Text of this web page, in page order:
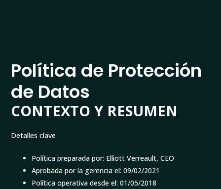
Política de Protección
de Datos
CONTEXTO Y RESUMEN
Detalles clave
Política preparada por: Elliott Verreault, CEO
Aprobada por la gerencia el: 09/02/2021
Política operativa desde el: 01/05/2018